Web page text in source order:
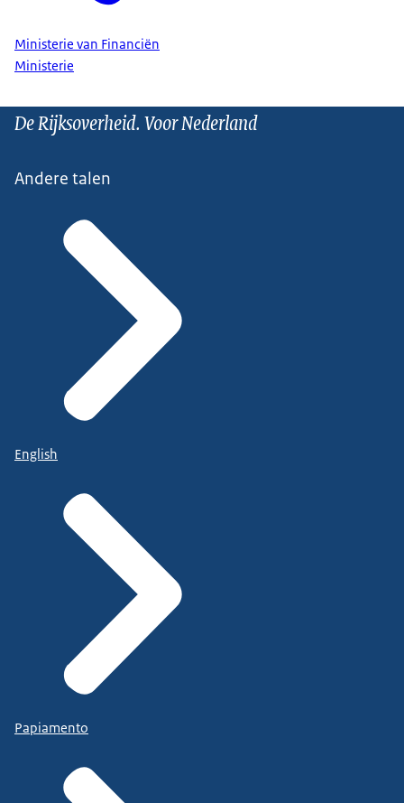
Ministerie van Financiën
Ministerie
De Rijksoverheid. Voor Nederland
Andere talen
English
Papiamento